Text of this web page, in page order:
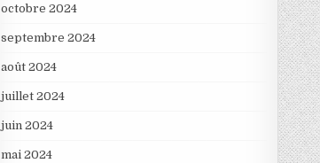
octobre 2024
septembre 2024
août 2024
juillet 2024
juin 2024
mai 2024